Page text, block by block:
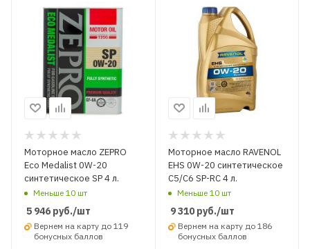
Моторное масло ZEPRO
Eco Medalist 0W-20
синтетическое SP 4 л.
Меньше 10 шт
5 946 руб./шт
Вернем на карту до 119
бонусных баллов
Моторное масло RAVENOL
EHS 0W-20 синтетическое
C5/C6 SP-RC 4 л.
Меньше 10 шт
9 310руб./шт
Вернем на карту до 186
бонусных баллов